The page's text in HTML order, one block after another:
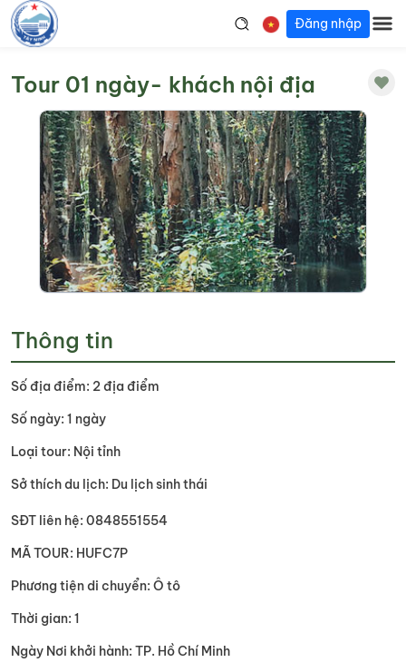
Đăng nhập
Tour 01 ngày- khách nội địa
Thông tin
Số địa điểm: 2 địa điểm
Số ngày: 1 ngày
Loại tour: Nội tỉnh
Sở thích du lịch: Du lịch sinh thái
SĐT liên hệ: 0848551554
MÃ TOUR: HUFC7P
Phương tiện di chuyển: Ô tô
Thời gian: 1
Ngày Nơi khởi hành: TP. Hồ Chí Minh